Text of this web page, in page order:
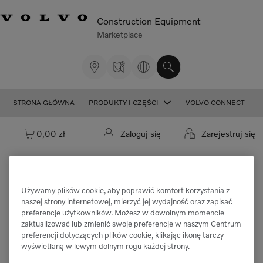
Construction Equipment
Marketplace
STRONA GŁÓWNA PRODUKTY I CZĘŚCI VOLVO CONNECT
Koszyk: pusty
0,00 zł Zaloguj się Zarejestruj się
Przepraszamy, ale nie można znaleźć
części "VOE12769591".
Używamy plików cookie, aby poprawić komfort korzystania z
naszej strony internetowej, mierzyć jej wydajność oraz zapisać
preferencje użytkowników. Możesz w dowolnym momencie
zaktualizować lub zmienić swoje preferencje w naszym Centrum
preferencji dotyczących plików cookie, klikając ikonę tarczy
wyświetlaną w lewym dolnym rogu każdej strony.